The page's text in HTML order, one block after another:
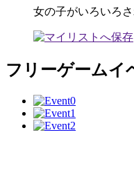
女の子がいろいろ
フリーゲームイ